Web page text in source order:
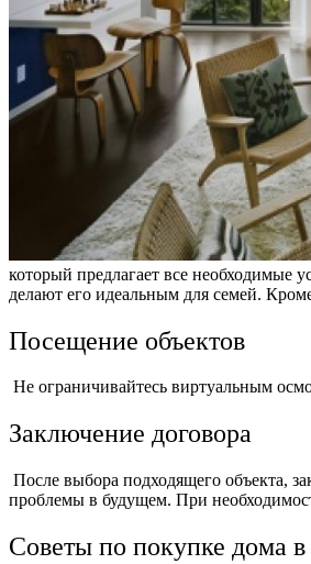
который предлагает все необходимые
делают его идеальным для семей.
Посещение объектов
Не ограничивайтесь виртуальным
Заключение договора
После выбора подходящего объекта,
проблемы в будущем. При
Советы по покупке дома в